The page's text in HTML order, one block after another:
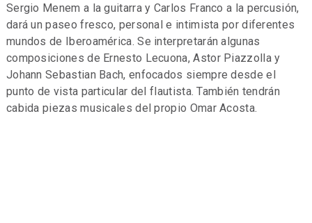
Sergio Menem a la guitarra y Carlos Franco a la percusión,
dará un paseo fresco, personal e intimista por diferentes
mundos de Iberoamérica. Se interpretarán algunas
composiciones de Ernesto Lecuona, Astor Piazzolla y
Johann Sebastian Bach, enfocados siempre desde el
punto de vista particular del flautista. También tendrán
cabida piezas musicales del propio Omar Acosta.